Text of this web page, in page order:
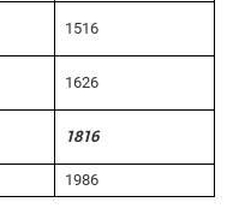
1516
1626
1816
1986